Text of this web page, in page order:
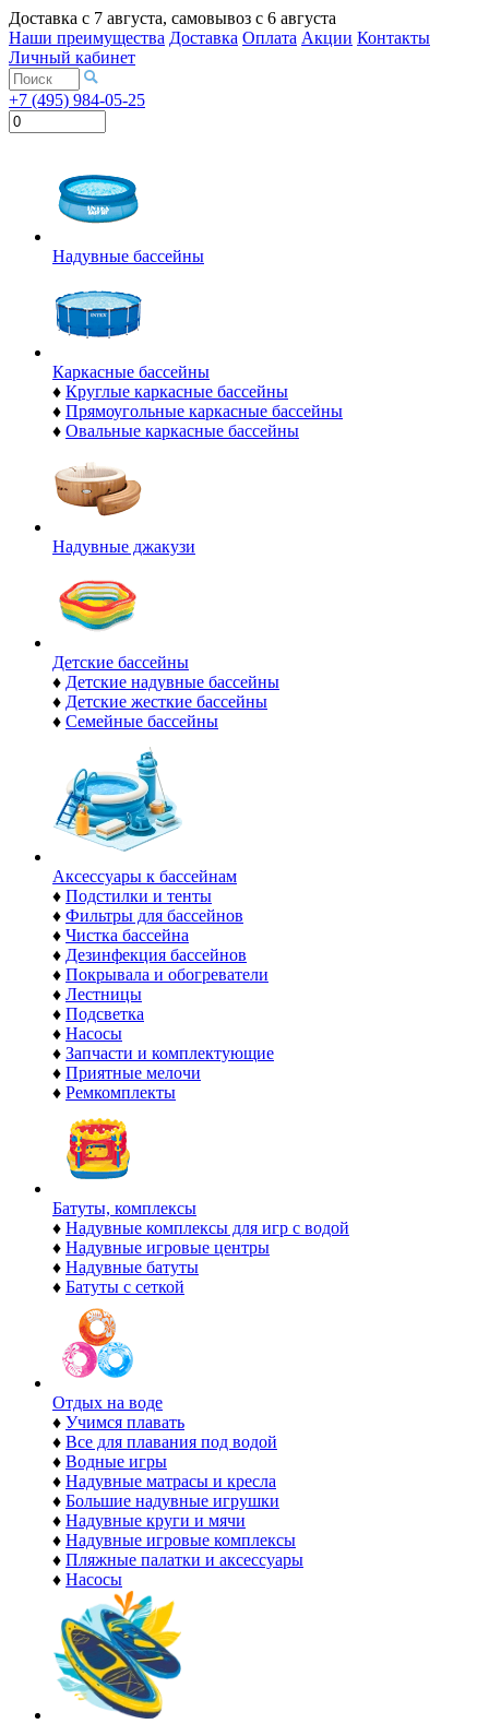
Доставка с 7 августа, самовывоз с 6 августа
Наши преимущества Доставка Оплата Акции Контакты
Личный кабинет
+7 (495) 984-05-25
Надувные бассейны
Каркасные бассейны
♦ Круглые каркасные бассейны
♦ Прямоугольные каркасные бассейны
♦ Овальные каркасные бассейны
Надувные джакузи
Детские бассейны
♦ Детские надувные бассейны
♦ Детские жесткие бассейны
♦ Семейные бассейны
Аксессуары к бассейнам
♦ Подстилки и тенты
♦ Фильтры для бассейнов
♦ Чистка бассейна
♦ Дезинфекция бассейнов
♦ Покрывала и обогреватели
♦ Лестницы
♦ Подсветка
♦ Насосы
♦ Запчасти и комплектующие
♦ Приятные мелочи
♦ Ремкомплекты
Батуты, комплексы
♦ Надувные комплексы для игр с водой
♦ Надувные игровые центры
♦ Надувные батуты
♦ Батуты с сеткой
Отдых на воде
♦ Учимся плавать
♦ Все для плавания под водой
♦ Водные игры
♦ Надувные матрасы и кресла
♦ Большие надувные игрушки
♦ Надувные круги и мячи
♦ Надувные игровые комплексы
♦ Пляжные палатки и аксессуары
♦ Насосы